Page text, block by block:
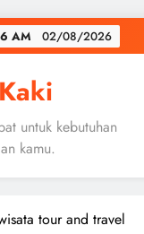
AM 02/08/2026
untuk kebutuhan
kamu.
tour and travel